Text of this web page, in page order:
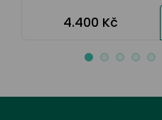
4.400 Kč